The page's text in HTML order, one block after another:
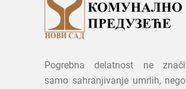
Pogrebna delatnost ne znači
samo sahranjivanje umrlih, nego